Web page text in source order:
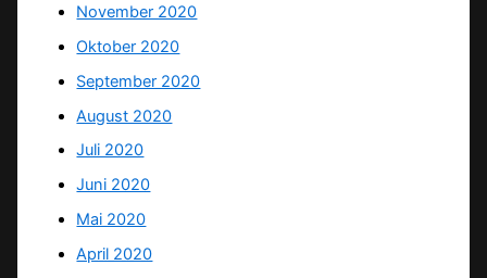
November 2020
Oktober 2020
September 2020
August 2020
Juli 2020
Juni 2020
Mai 2020
April 2020